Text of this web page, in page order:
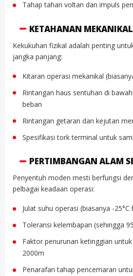
Tahap tahan voltan dan impuls
KETAHANAN MEKANIKAL
Kekukuhan fizikal adalah penting
jangka panjang:
Kitaran operasi mekanikal
Rintangan haus sentuhan di
beban
Rintangan getaran dan kejutan
Spesifikasi tork terminal untuk
PERTIMBANGAN ALAM
Penyentuh moden mesti berfungsi
pelbagai keadaan operasi:
Julat suhu operasi (biasanya -25°C
Toleransi kelembapan (sehingga
Faktor penurunan ketinggian
2000m
Penarafan tahap pencemaran